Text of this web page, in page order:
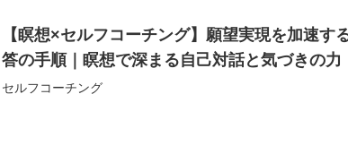
【瞑想×セルフコーチング】願望実現を加速す
答の手順｜瞑想で深まる自己対話と気づきの力
セルフコーチング